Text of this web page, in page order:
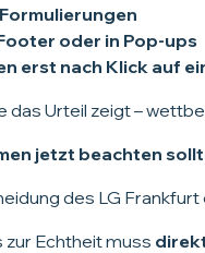
oder in Pop-ups
erst nach Klick auf
das Urteil zeigt –
jetzt beachten
des LG
zur Echtheit muss